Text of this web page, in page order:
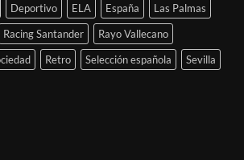
Deportivo ELA España
Las Palmas
Racing Santander
Rayo Vallecano
Retro Selección española
Sevilla